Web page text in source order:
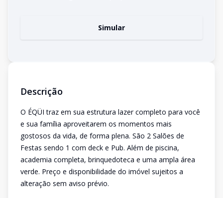
Simular
Descrição
O ÉQÜI traz em sua estrutura lazer completo para você
e sua família aproveitarem os momentos mais
gostosos da vida, de forma plena. São 2 Salões de
Festas sendo 1 com deck e Pub. Além de piscina,
academia completa, brinquedoteca e uma ampla área
verde. Preço e disponibilidade do imóvel sujeitos a
alteração sem aviso prévio.